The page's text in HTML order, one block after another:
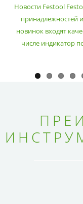
Новости Festool
принадлежностей
новинок входят
числе индикатор